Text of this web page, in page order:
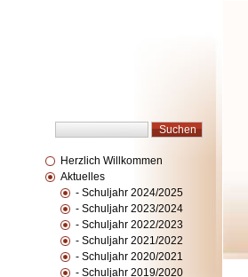
Herzlich Willkommen
Aktuelles
- Schuljahr 2024/2025
- Schuljahr 2023/2024
- Schuljahr 2022/2023
- Schuljahr 2021/2022
- Schuljahr 2020/2021
- Schuljahr 2019/2020